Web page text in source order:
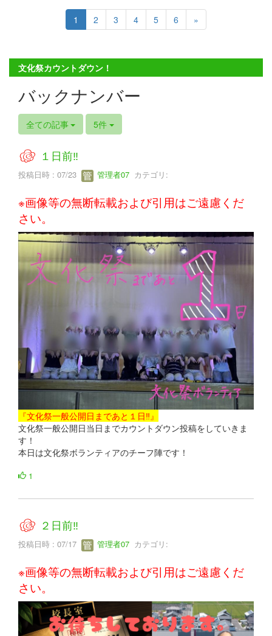
1 2 3 4 5 6 »
文化祭カウントダウン！
バックナンバー
全ての記事 5件
１日前‼
投稿日時 : 07/23 管理者07 カテゴリ:
※画像等の無断転載および引用はご遠慮くだ
さい。
『文化祭一般公開日まであと１日‼』
文化祭一般公開日当日までカウントダウン投稿をしていきま
す！
本日は文化祭ボランティアのチーフ陣です！
1
２日前‼
投稿日時 : 07/17 管理者07 カテゴリ:
※画像等の無断転載および引用はご遠慮くだ
さい。